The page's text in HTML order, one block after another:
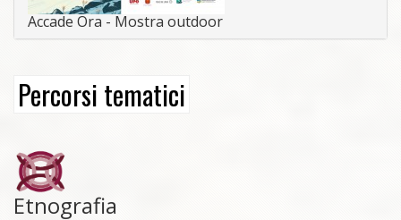
Accade Ora - Mostra outdoor
Percorsi tematici
Etnografia